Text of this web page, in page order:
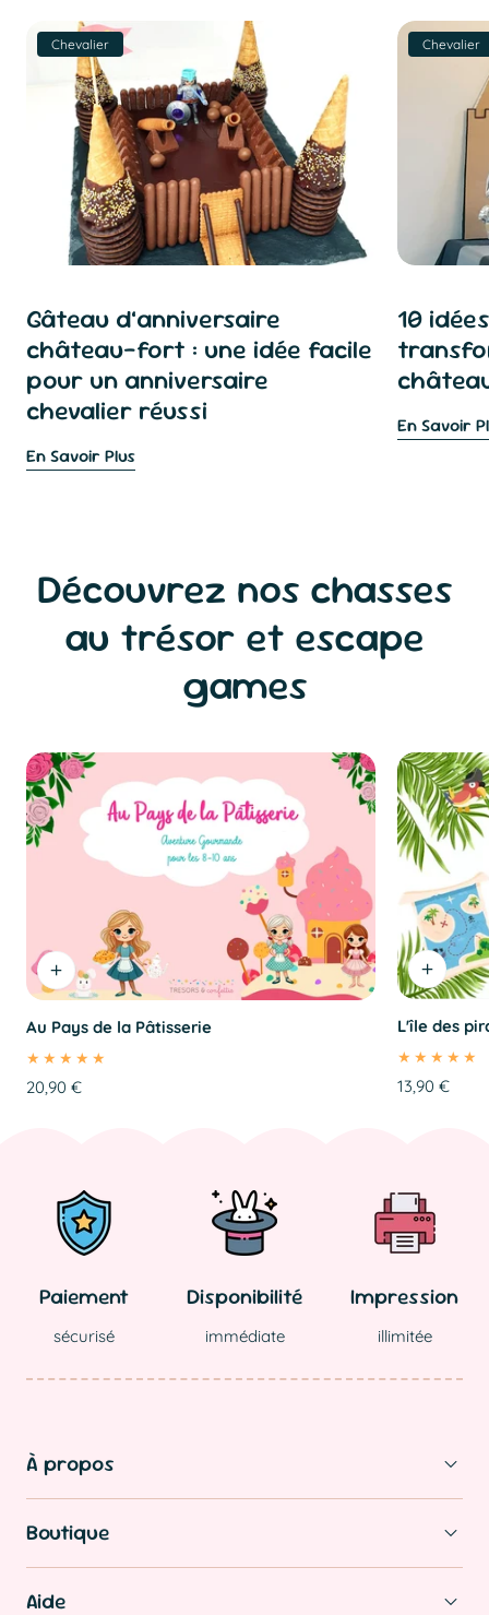
Chevalier
Gâteau d’anniversaire
château-fort : une idée facile
pour un anniversaire
chevalier réussi
En Savoir Plus
Chevalier
10
En Savoir
Découvrez nos chasses
au trésor et escape
games
Au Pays de la Pâtisserie
Prix
20,90 €
L'île des
Prix
13,90 €
Paiement
sécurisé
Disponibilité
immédiate
Impression
illimitée
À propos
Boutique
Aide